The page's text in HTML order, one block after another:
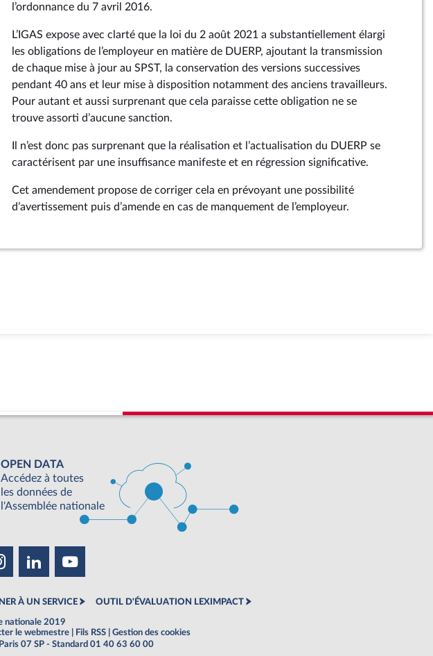
2025
2025
2025
l’ordonnance du 7 avril 2016.
L’IGAS expose avec clarté que la loi du 2 août 2021 a substantiellement élargi
les obligations de l’employeur en matière de DUERP, ajoutant la transmission
de chaque mise à jour au SPST, la conservation des versions successives
pendant 40 ans et leur mise à disposition notamment des anciens travailleurs.
Pour autant et aussi surprenant que cela paraisse cette obligation ne se
trouve assorti d’aucune sanction.
Il n’est donc pas surprenant que la réalisation et l’actualisation du DUERP se
caractérisent par une insuffisance manifeste et en régression significative.
Cet amendement propose de corriger cela en prévoyant une possibilité
d’avertissement puis d’amende en cas de manquement de l’employeur.
OPEN DATA
Accédez à toutes
les données de
l'Assemblée nationale
À UN SERVICE OUTIL D'ÉVALUATION LEXIMPACT
nationale 2019
le webmestre Fils RSS
Gestion des cookies
07 SP - Standard 01 40 63 60 00